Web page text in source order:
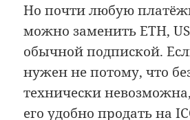
Но почти любую
можно заменить ETH,
обычной подпиской.
нужен не потому, что
технически
его удобно продать на